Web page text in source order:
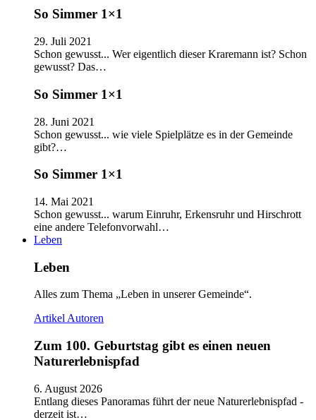
So Simmer 1×1
29. Juli 2021
Schon gewusst... Wer eigentlich dieser Kraremann ist? Schon
gewusst? Das…
So Simmer 1×1
28. Juni 2021
Schon gewusst... wie viele Spielplätze es in der Gemeinde
gibt?…
So Simmer 1×1
14. Mai 2021
Schon gewusst... warum Einruhr, Erkensruhr und Hirschrott
eine andere Telefonvorwahl…
Leben
Leben
Alles zum Thema „Leben in unserer Gemeinde“.
ArtikelAutoren
Zum 100. Geburtstag gibt es einen neuen
Naturerlebnispfad
6. August 2026
Entlang dieses Panoramas führt der neue Naturerlebnispfad -
derzeit ist…